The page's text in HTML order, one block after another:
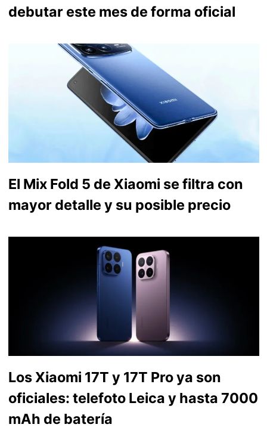
debutar este mes de forma oficial
El Mix Fold 5 de Xiaomi se filtra con
mayor detalle y su posible precio
Los Xiaomi 17T y 17T Pro ya son
oficiales: telefoto Leica y hasta 7000
mAh de batería